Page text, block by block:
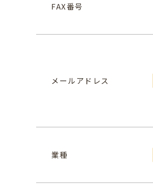
FAX番号
メールアドレス
業種